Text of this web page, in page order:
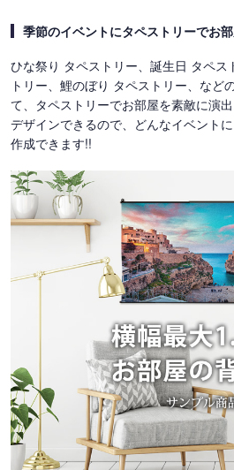
季節のイベントにタペストリーでお
ひな祭り タペストリー、誕生日 タペス
トリー、鯉のぼり タペストリー、など
て、タペストリーでお部屋を素敵に演
デザインできるので、どんなイベント
作成できます!!